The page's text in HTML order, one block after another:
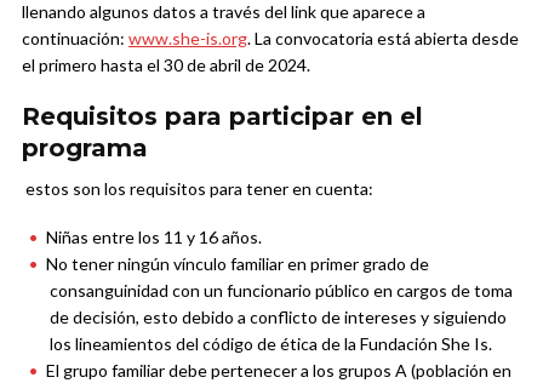
llenando algunos datos a través del link que aparece a
continuación: www.she-is.org. La convocatoria está abierta desde
el primero hasta el 30 de abril de 2024.
Requisitos para participar en el
programa
estos son los requisitos para tener en cuenta:
Niñas entre los 11 y 16 años.
No tener ningún vínculo familiar en primer grado de
consanguinidad con un funcionario público en cargos de toma
de decisión, esto debido a conflicto de intereses y siguiendo
los lineamientos del código de ética de la Fundación She Is.
El grupo familiar debe pertenecer a los grupos A (población en